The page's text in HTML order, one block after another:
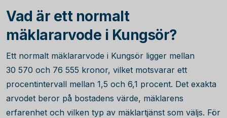
Vad är ett normalt
mäklararvode i Kungsör?
Ett normalt mäklararvode i Kungsör ligger mellan
30 570 och 76 555 kronor, vilket motsvarar ett
procentintervall mellan 1,5 och 6,1 procent. Det exakta
arvodet beror på bostadens värde, mäklarens
erfarenhet och vilken typ av mäklartjänst som väljs. För